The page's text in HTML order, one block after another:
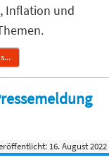
Inflation und
16. August 2022